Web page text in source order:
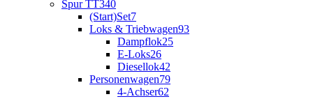
Spur TT340
(Start)Set7
Loks & Triebwagen93
Dampflok25
E-Loks26
Diesellok42
Personenwagen79
4-Achser62